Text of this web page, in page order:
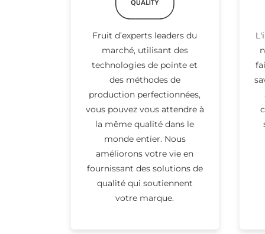
Fruit d’experts leaders du
marché, utilisant des
technologies de pointe et
des méthodes de
production perfectionnées,
vous pouvez vous attendre à
la même qualité dans le
monde entier. Nous
améliorons votre vie en
fournissant des solutions de
qualité qui soutiennent
votre marque.